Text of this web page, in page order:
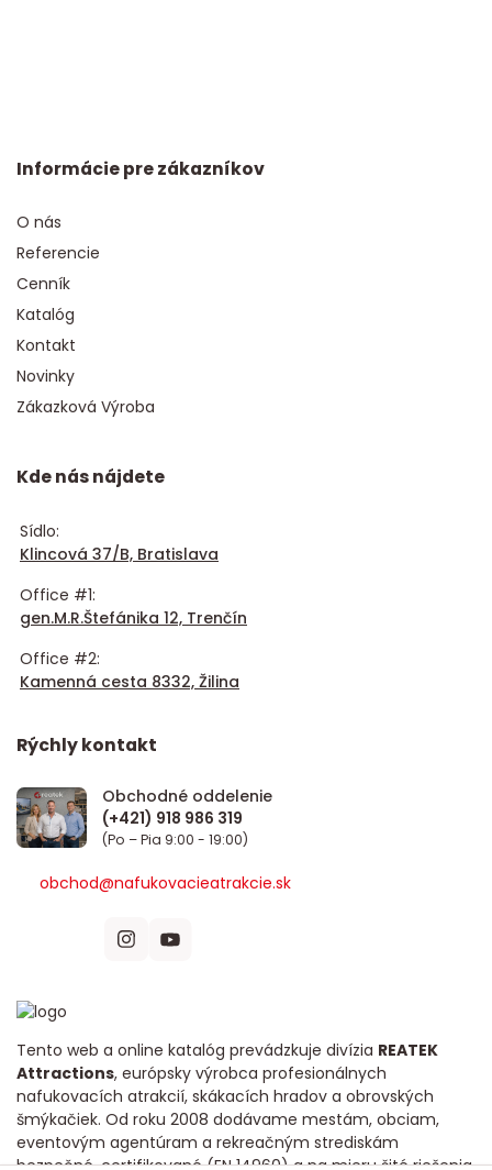
Informácie pre zákazníkov
O nás
Referencie
Cenník
Katalóg
Kontakt
Novinky
Zákazková Výroba
Kde nás nájdete
Sídlo:
Klincová 37/B, Bratislava
Office #1:
gen.M.R.Štefánika 12, Trenčín
Office #2:
Kamenná cesta 8332, Žilina
Tento web a online katalóg prevádzkuje divízia REATEK
Attractions, európsky výrobca profesionálnych
nafukovacích atrakcií, skákacích hradov a obrovských
šmýkačiek. Od roku 2008 dodávame mestám, obciam,
eventovým agentúram a rekreačným strediskám
Rýchly kontakt
Obchodné oddelenie
(Po – Pia 9:00 - 19:00)
obchod@nafukovacieatrakcie.sk